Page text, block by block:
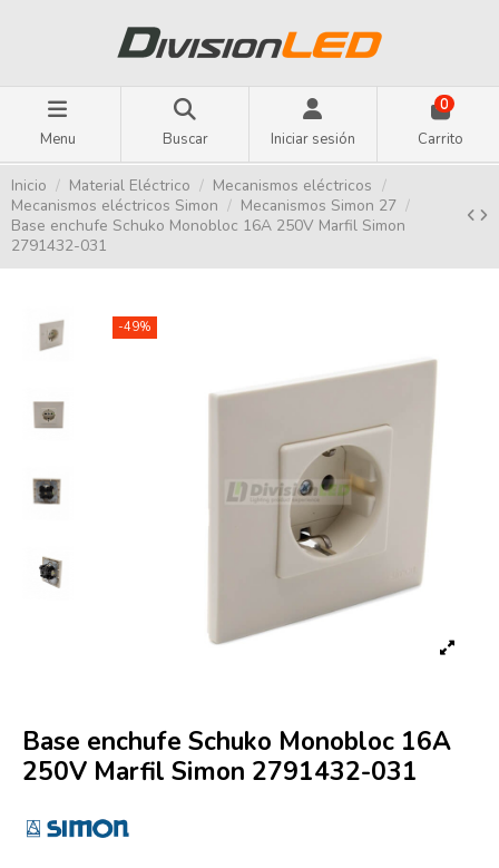
Menu Buscar Iniciar sesión
0
Carrito
Inicio Material Eléctrico
Mecanismos eléctricos
Mecanismos eléctricos Simon
Mecanismos Simon 27
Base enchufe Schuko Monobloc 16A 250V Marfil Simon
2791432-031
-49%
Base enchufe Schuko Monobloc 16A
250V Marfil Simon 2791432-031